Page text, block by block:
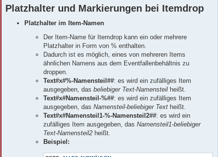
Platzhalter und Markierungen bei Itemdrop
Platzhalter im Item-Namen
Der Item-Name für Itemdrop kann ein oder mehrere
Platzhalter in Form von % enthalten.
Dadurch ist es möglich, eines von mehreren Items
ähnlichen Namens aus dem Eventfallenbehältnis zu
droppen.
Text#x#%-Namensteil##: es wird ein zufälliges Item
ausgegeben, das beliebiger Text-Namensteil heißt.
Text#x#Namensteil-%##: es wird ein zufälliges Item
ausgegeben, das Namensteil-beliebiger Text heißt.
Text#x#Namensteil1-%-Namensteil2##: es wird ein
zufälliges Item ausgegeben, das Namensteil1-beliebiger
Text-Namensteil2 heißt.
Beispiel: